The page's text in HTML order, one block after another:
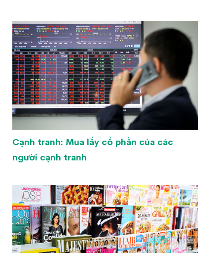
Cạnh tranh: Mua lấy cổ phần của các
người cạnh tranh